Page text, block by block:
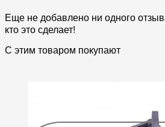
Еще не добавлено ни одного
кто это сделает!
С этим товаром покупают